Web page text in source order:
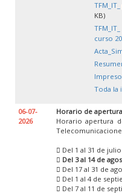
KB)
curso
Toda la
06-07-
2026
Horario de
Horario apertura
 Del 1 al 31 de
 Del 3 al 14 de
 Del 17 al 31 de
 Del 1 al 4 de
 Del 7 al 11 de